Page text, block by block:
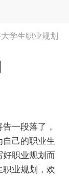
大学生职业规划
一段落了，
己的职业生
好职业规划而
职业规划，欢